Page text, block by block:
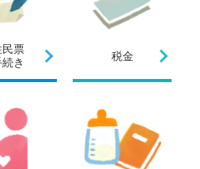
民票
き
税金